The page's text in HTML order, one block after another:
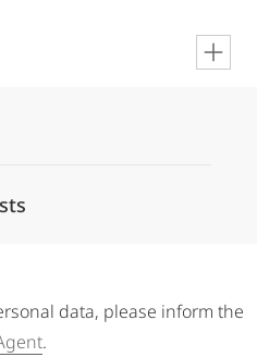
data, please inform the
.